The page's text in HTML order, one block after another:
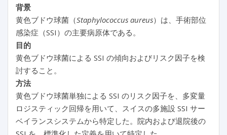
背景
黄色ブドウ球菌（Staphylococcus aureus）は、手術部位
感染症（SSI）の主要病原体である。
目的
黄色ブドウ球菌による SSI の傾向およびリスク因子を検
討すること。
方法
黄色ブドウ球菌単独による SSI のリスク因子を、多変量
ロジスティック回帰を用いて、スイスの多施設 SSI サー
ベイランスシステムから特定した。院内および退院後の